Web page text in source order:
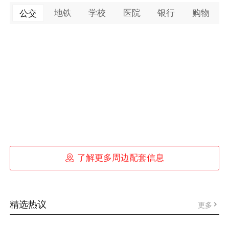
公交 地铁 学校 医院 银行 购物
 了解更多周边配套信息
精选热议 更多